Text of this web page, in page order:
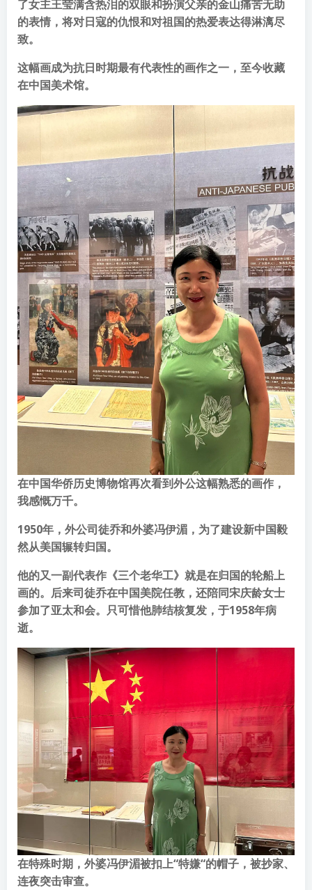
了女主王莹满含热泪的双眼和扮演父亲的金山痛苦无助
的表情，将对日寇的仇恨和对祖国的热爱表达得淋漓尽
致。
这幅画成为抗日时期最有代表性的画作之一，至今收藏
在中国美术馆。
在中国华侨历史博物馆再次看到外公这幅熟悉的画作，
我感慨万千。
1950年，外公司徒乔和外婆冯伊湄，为了建设新中国毅
然从美国辗转归国。
他的又一副代表作《三个老华工》就是在归国的轮船上
画的。后来司徒乔在中国美院任教，还陪同宋庆龄女士
参加了亚太和会。只可惜他肺结核复发，于1958年病
逝。
在特殊时期，外婆冯伊湄被扣上“特嫌“的帽子，被抄家、
连夜突击审查。